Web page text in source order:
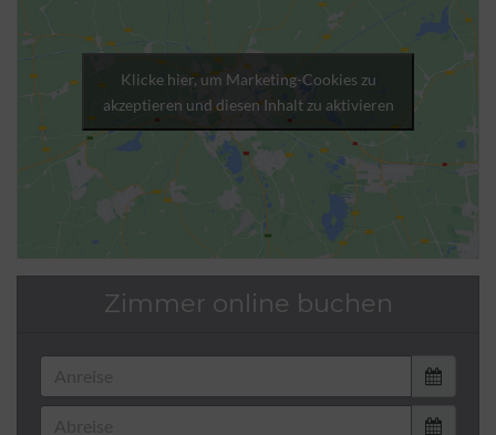
Klicke hier, um Marketing-Cookies zu
akzeptieren und diesen Inhalt zu aktivieren
Zimmer online buchen